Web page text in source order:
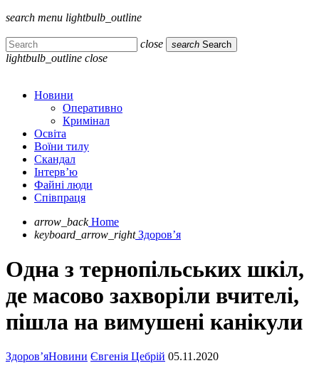
search menu lightbulb_outline
close search Search
lightbulb_outline close
Новини
Оперативно
Кримінал
Освіта
Воїни тилу
Скандал
Інтерв’ю
Файні люди
Співпраця
arrow_back Home
keyboard_arrow_right Здоров’я
Одна з тернопільських шкіл,
де масово захворіли вчителі,
пішла на вимушені канікули
Здоров’яНовини Євгенія Цебрій 05.11.2020